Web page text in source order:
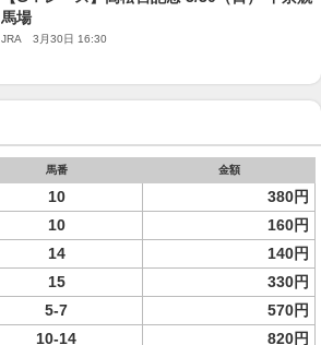
馬場
JRA 3月30日 16:30
馬番 金額
10 380円
10
160円
14
140円
15
330円
5-7
570円
10-14 820円